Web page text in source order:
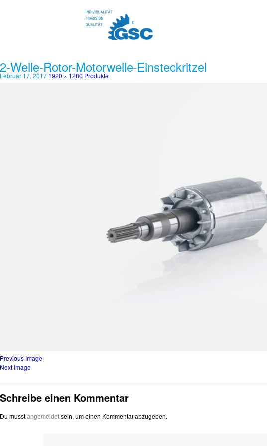
2-Welle-Rotor-Motorwelle-Einsteckritzel
Februar 17, 2017 1920 × 1280 Produkte
Previous Image
Next Image
Schreibe einen Kommentar
Du musstangemeldetsein, um einen Kommentar abzugeben.